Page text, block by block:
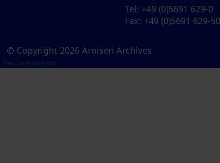
Tel: +49 (0)5691 629-0
Fax: +49 (0)5691 629-
© Copyright 2026 Arolsen Archives
Visual Library Server 2026